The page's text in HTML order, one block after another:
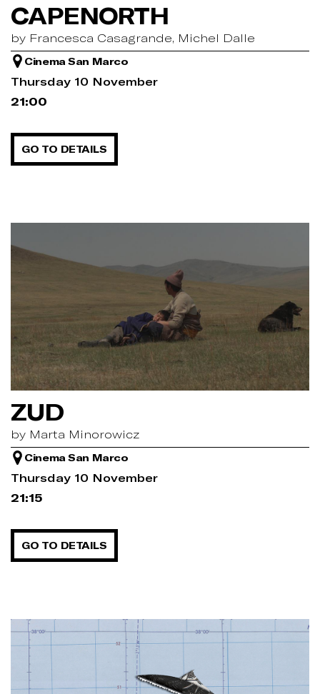
CAPENORTH
by Francesca Casagrande, Michel Dalle
Cinema San Marco
Thursday 10 November
21:00
GO TO DETAILS
ZUD
by Marta Minorowicz
Cinema San Marco
Thursday 10 November
21:15
GO TO DETAILS